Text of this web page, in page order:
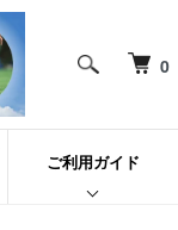
0
ご利用ガイド